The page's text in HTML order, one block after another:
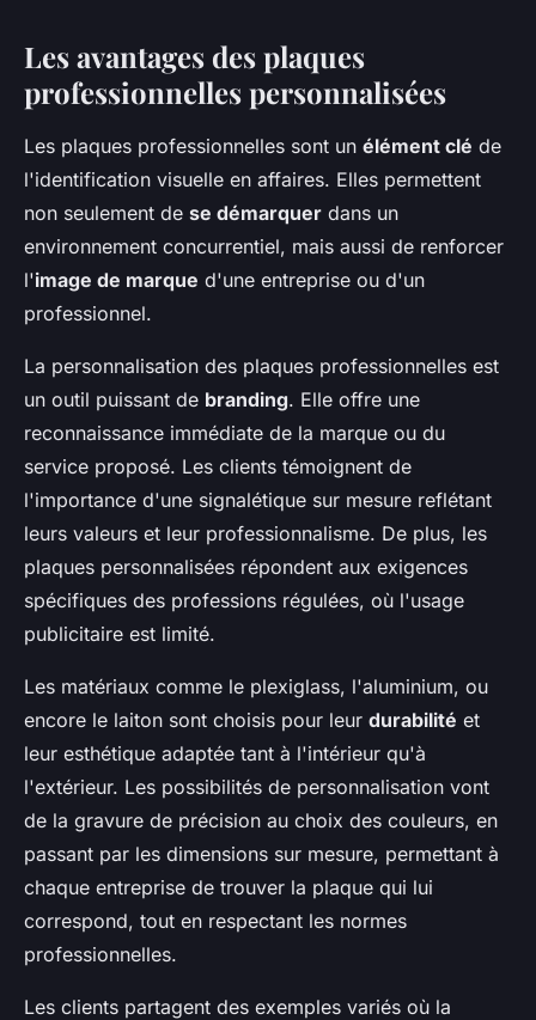
Les avantages des plaques
professionnelles personnalisées
Les plaques professionnelles sont un élément clé de
l'identification visuelle en affaires. Elles permettent
non seulement de se démarquer dans un
environnement concurrentiel, mais aussi de renforcer
l'image de marque d'une entreprise ou d'un
professionnel.
La personnalisation des plaques professionnelles est
un outil puissant de branding. Elle offre une
reconnaissance immédiate de la marque ou du
service proposé. Les clients témoignent de
l'importance d'une signalétique sur mesure reflétant
leurs valeurs et leur professionnalisme. De plus, les
plaques personnalisées répondent aux exigences
spécifiques des professions régulées, où l'usage
publicitaire est limité.
Les matériaux comme le plexiglass, l'aluminium, ou
encore le laiton sont choisis pour leur durabilité et
leur esthétique adaptée tant à l'intérieur qu'à
l'extérieur. Les possibilités de personnalisation vont
de la gravure de précision au choix des couleurs, en
passant par les dimensions sur mesure, permettant à
chaque entreprise de trouver la plaque qui lui
correspond, tout en respectant les normes
professionnelles.
Les clients partagent des exemples variés où la